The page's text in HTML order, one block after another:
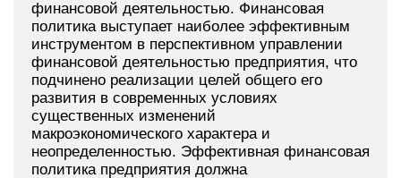
финансовой деятельностью. Финансовая
политика выступает наиболее эффективным
инструментом в перспективном управлении
финансовой деятельностью предприятия, что
подчинено реализации целей общего его
развития в современных условиях
существенных изменений
макроэкономического характера и
неопределенностью. Эффективная финансовая
политика предприятия должна